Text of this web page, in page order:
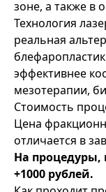
зоне, а также в
Технология
реальная
эффективнее
мезотерапии,
Стоимость
Цена
отличается в
На
+1000 рублей.